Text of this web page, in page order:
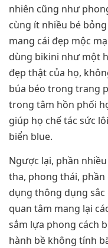
nhiên cũng như
cùng ít nhiều bé
mang cái đẹp mộc
dùng bikini như một
đẹp thật của họ,
búa béo trong trang
trong tâm hồn phối
giúp họ chế tác sức
biển blue.
Ngược lại, phần
tha, phong thái,
dụng thông dụng
quan tâm mang lại
sắm lựa phong cách
hành bề không tính